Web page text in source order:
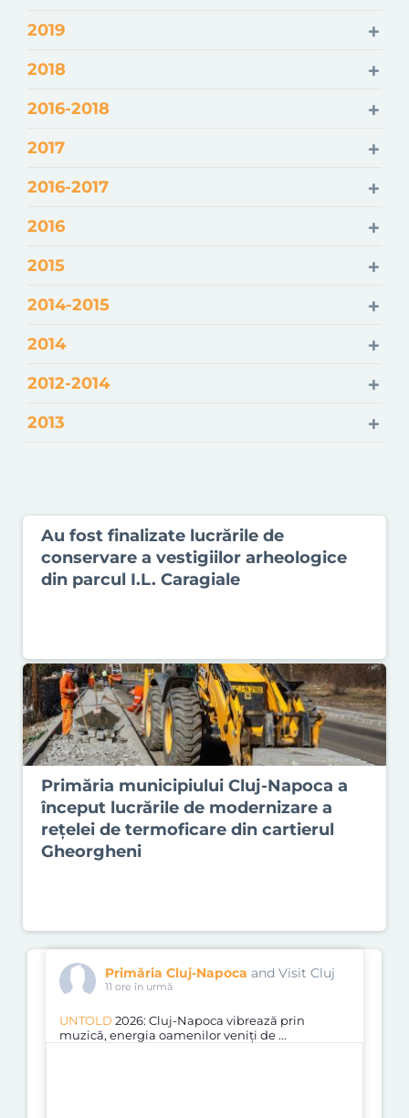
2019
2018
2016-2018
2017
2016-2017
2016
2015
2014-2015
2014
2012-2014
2013
Au fost finalizate lucrările de
conservare a vestigiilor arheologice
din parcul I.L. Caragiale
Primăria municipiului Cluj-Napoca a
început lucrările de modernizare a
rețelei de termoficare din cartierul
Gheorgheni
Primăria Cluj-Napoca and Visit Cluj
11 ore în urmă
UNTOLD 2026: Cluj-Napoca vibrează prin
muzică, energia oamenilor veniți de ...